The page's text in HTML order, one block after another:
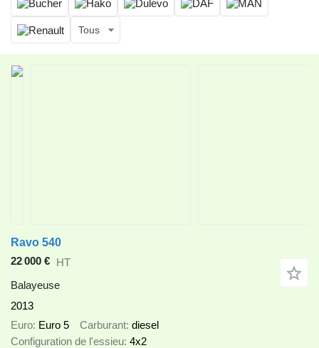
Tous
Ravo 540
22 000 € HT
Balayeuse
2013
Euro Euro 5 Carburant diesel
Configuration de l'essieu 4x2